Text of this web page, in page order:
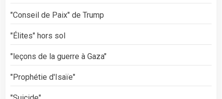
"Conseil de Paix" de Trump
"Élites" hors sol
"leçons de la guerre à Gaza"
"Prophétie d'Isaïe"